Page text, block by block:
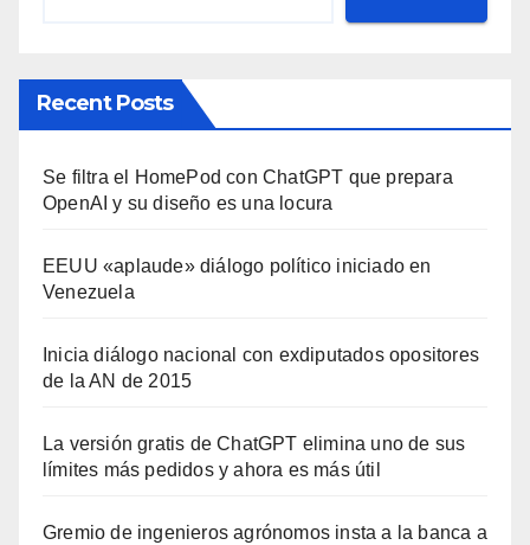
Recent Posts
Se filtra el HomePod con ChatGPT que prepara
OpenAI y su diseño es una locura
EEUU «aplaude» diálogo político iniciado en
Venezuela
Inicia diálogo nacional con exdiputados opositores
de la AN de 2015
La versión gratis de ChatGPT elimina uno de sus
límites más pedidos y ahora es más útil
Gremio de ingenieros agrónomos insta a la banca a